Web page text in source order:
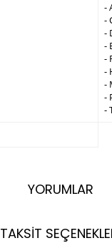
-
-
-
-
-
-
-
-
-
YORUMLAR
TAKSİT